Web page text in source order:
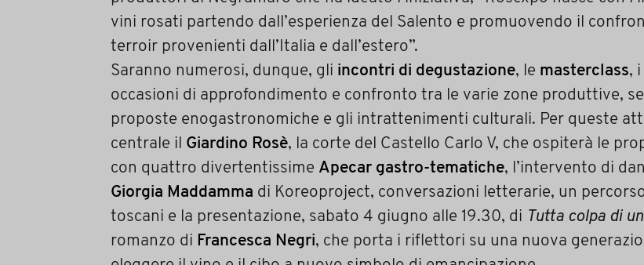
vini rosati partendo dall’esperienza del Salento e promuovendo il
terroir provenienti dall’Italia e dall’estero”.
Saranno numerosi, dunque, gli incontri di degustazione, le masterclass, i
occasioni di approfondimento e confronto tra le varie zone produttive,
proposte enogastronomiche e gli intrattenimenti culturali. Per queste
centrale il Giardino Rosè, la corte del Castello Carlo V, che ospiterà le
con quattro divertentissime Apecar gastro-tematiche, l’intervento di
Giorgia Maddamma di Koreoproject, conversazioni letterarie, un
toscani e la presentazione, sabato 4 giugno alle 19.30, di Tutta colpa di
romanzo di Francesca Negri, che porta i riflettori su una nuova